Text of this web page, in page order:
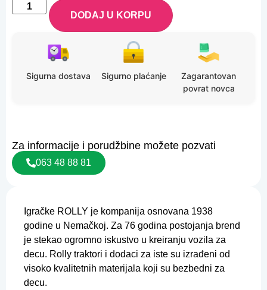
Igračke ROLLY je kompanija osnovana 1938
godine u Nemačkoj. Za 76 godina postojanja brend
je stekao ogromno iskustvo u kreiranju vozila za
decu. Rolly traktori i dodaci za iste su izrađeni od
visoko kvalitetnih materijala koji su bezbedni za
decu.
DODAJ U KORPU
Sigurna dostava Sigurno plaćanje
Zagarantovan
povrat novca
Za informacije i porudžbine možete pozvati
063 48 88 81